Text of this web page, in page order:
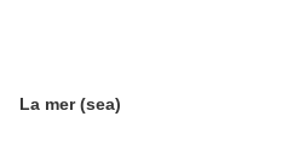
La mer (sea)